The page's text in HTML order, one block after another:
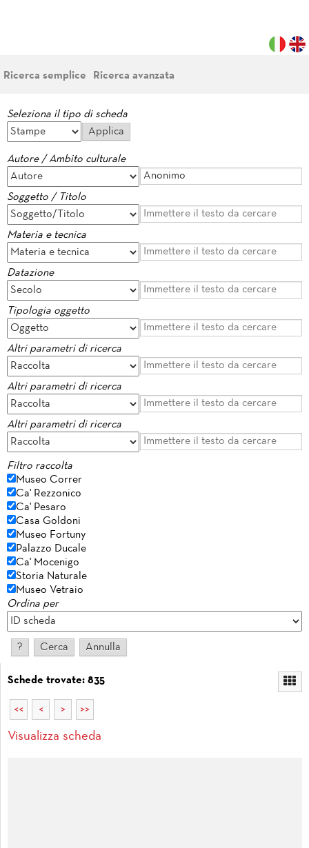
Ricerca semplice Ricerca avanzata
Seleziona il tipo di scheda
Autore / Ambito culturale
Soggetto / Titolo
Materia e tecnica
Datazione
Tipologia oggetto
Altri parametri di ricerca
Altri parametri di ricerca
Altri parametri di ricerca
Filtro raccolta
Museo Correr
Ca' Rezzonico
Ca' Pesaro
Casa Goldoni
Museo Fortuny
Palazzo Ducale
Ca' Mocenigo
Storia Naturale
Museo Vetraio
Ordina per
Schede trovate: 835
<< < > >>
Visualizza scheda